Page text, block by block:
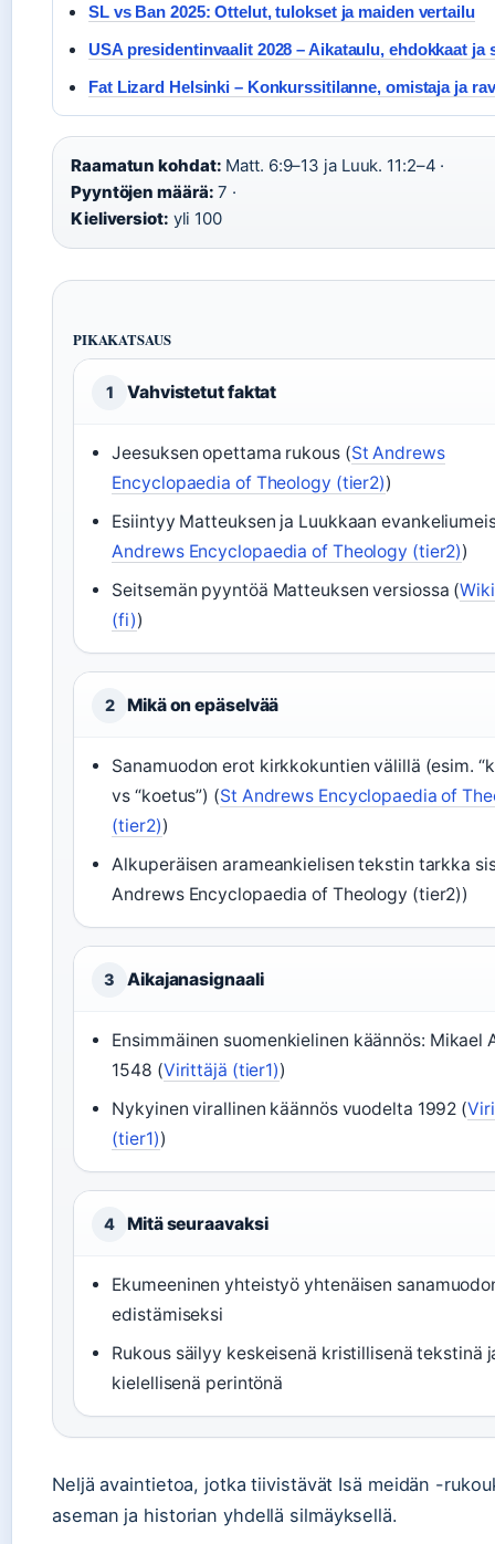
SL vs Ban 2025: Ottelut, tulokset ja maiden vertailu
USA presidentinvaalit 2028 – Aikataulu, ehdokkaat ja
Fat Lizard Helsinki – Konkurssitilanne, omistaja ja
Raamatun kohdat: Matt. 6:9–13 ja Luuk. 11:2–4 ·
Pyyntöjen määrä: 7 ·
Kieliversiot: yli 100
PIKAKATSAUS
1 Vahvistetut faktat
Jeesuksen opettama rukous (St Andrews
Encyclopaedia of Theology (tier2))
Esiintyy Matteuksen ja Luukkaan
Andrews Encyclopaedia of Theology (tier2))
Seitsemän pyyntöä Matteuksen versiossa (
(fi))
2 Mikä on epäselvää
Sanamuodon erot kirkkokuntien välillä (esim.
vs “koetus”) (St Andrews Encyclopaedia of
(tier2))
Alkuperäisen arameankielisen tekstin tarkka
Andrews Encyclopaedia of Theology (tier2))
3 Aikajanasignaali
Ensimmäinen suomenkielinen käännös: Mikael
1548 (Virittäjä (tier1))
Nykyinen virallinen käännös vuodelta 1992 (
(tier1))
4 Mitä seuraavaksi
Ekumeeninen yhteistyö yhtenäisen
edistämiseksi
Rukous säilyy keskeisenä kristillisenä tekstinä
kielellisenä perintönä
Neljä avaintietoa, jotka tiivistävät Isä meidän -
aseman ja historian yhdellä silmäyksellä.